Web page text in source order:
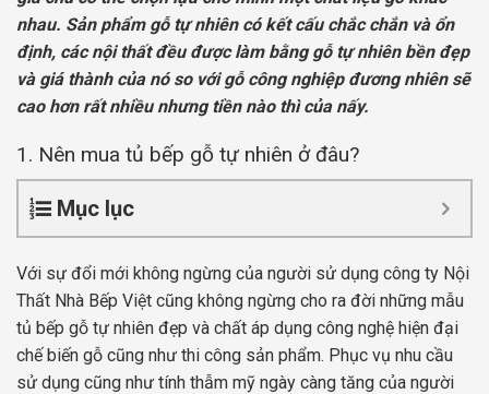
nhau. Sản phẩm gỗ tự nhiên có kết cấu chắc chắn và ổn
định, các nội thất đều được làm bằng gỗ tự nhiên bền đẹp
và giá thành của nó so với gỗ công nghiệp đương nhiên sẽ
cao hơn rất nhiều nhưng tiền nào thì của nấy.
1. Nên mua tủ bếp gỗ tự nhiên ở đâu?
Mục lục
Với sự đổi mới không ngừng của người sử dụng công ty Nội
Thất Nhà Bếp Việt cũng không ngừng cho ra đời những mẫu
tủ bếp gỗ tự nhiên đẹp và chất áp dụng công nghệ hiện đại
chế biến gỗ cũng như thi công sản phẩm. Phục vụ nhu cầu
sử dụng cũng như tính thẫm mỹ ngày càng tăng của người